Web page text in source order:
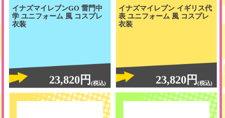
イナズマイレブンGO 雷門中
学 ユニフォーム 風 コスプレ
衣装
23,820円(税込)
イナズマイレブン イギリス代
表 ユニフォーム 風 コスプレ
衣装
23,820円(税込)